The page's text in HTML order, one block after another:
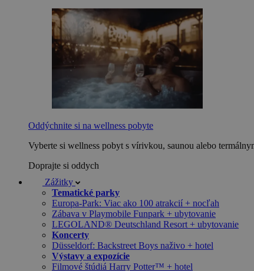
Oddýchnite si na wellness pobyte
Vyberte si wellness pobyt s vírivkou, saunou alebo
Doprajte si oddych
Zážitky
Tematické parky
Europa-Park: Viac ako 100 atrakcií + nocľah
Zábava v Playmobile Funpark + ubytovanie
LEGOLAND® Deutschland Resort + ubytovanie
Koncerty
Düsseldorf: Backstreet Boys naživo + hotel
Výstavy a expozície
Filmové štúdiá Harry Potter™ + hotel